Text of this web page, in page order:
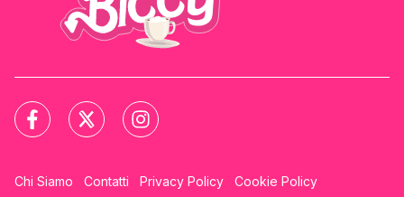
Chi Siamo Contatti Privacy Policy
Cookie Policy